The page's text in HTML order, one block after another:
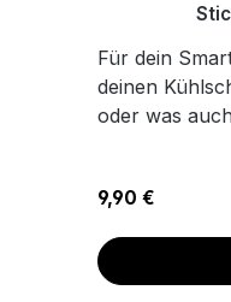
Für dein
deinen
oder was
oder die Feier
Outdoor
Rückseite 20
Regulärer
9,90 €